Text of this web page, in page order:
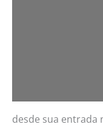
desde sua entrada